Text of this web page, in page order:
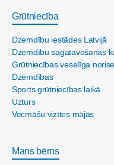
Grūtniecība
Dzemdību iestādes Latvijā
Dzemdību sagatavošanas
Grūtniecības veselīga norise
Dzemdības
Sports grūtniecības laikā
Uzturs
Vecmāšu vizītes mājās
Mans bērns